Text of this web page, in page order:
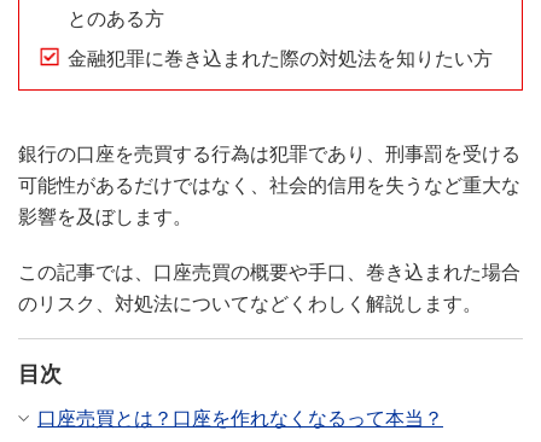
とのある方
金融犯罪に巻き込まれた際の対処法を知りたい方
銀行の口座を売買する行為は犯罪であり、刑事罰を受ける
可能性があるだけではなく、社会的信用を失うなど重大な
影響を及ぼします。
この記事では、口座売買の概要や手口、巻き込まれた場合
のリスク、対処法についてなどくわしく解説します。
目次
口座売買とは？口座を作れなくなるって本当？